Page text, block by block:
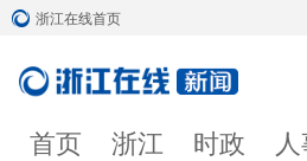
浙江在线首页
首页 浙江 时政